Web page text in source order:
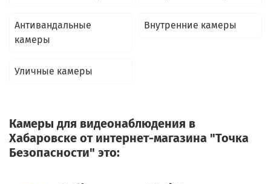
Антивандальные
камеры
Внутренние камеры
Уличные камеры
Камеры для видеонаблюдения в
Хабаровске от интернет-магазина "Точка
Безопасности" это: